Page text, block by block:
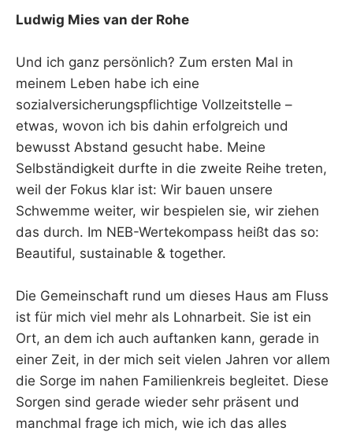
Ludwig Mies van der Rohe
Und ich ganz persönlich? Zum ersten Mal in
meinem Leben habe ich eine
sozialversicherungspflichtige Vollzeitstelle –
etwas, wovon ich bis dahin erfolgreich und
bewusst Abstand gesucht habe. Meine
Selbständigkeit durfte in die zweite Reihe treten,
weil der Fokus klar ist: Wir bauen unsere
Schwemme weiter, wir bespielen sie, wir ziehen
das durch. Im NEB-Wertekompass heißt das so:
Beautiful, sustainable & together.
Die Gemeinschaft rund um dieses Haus am Fluss
ist für mich viel mehr als Lohnarbeit. Sie ist ein
Ort, an dem ich auch auftanken kann, gerade in
einer Zeit, in der mich seit vielen Jahren vor allem
die Sorge im nahen Familienkreis begleitet. Diese
Sorgen sind gerade wieder sehr präsent und
manchmal frage ich mich, wie ich das alles